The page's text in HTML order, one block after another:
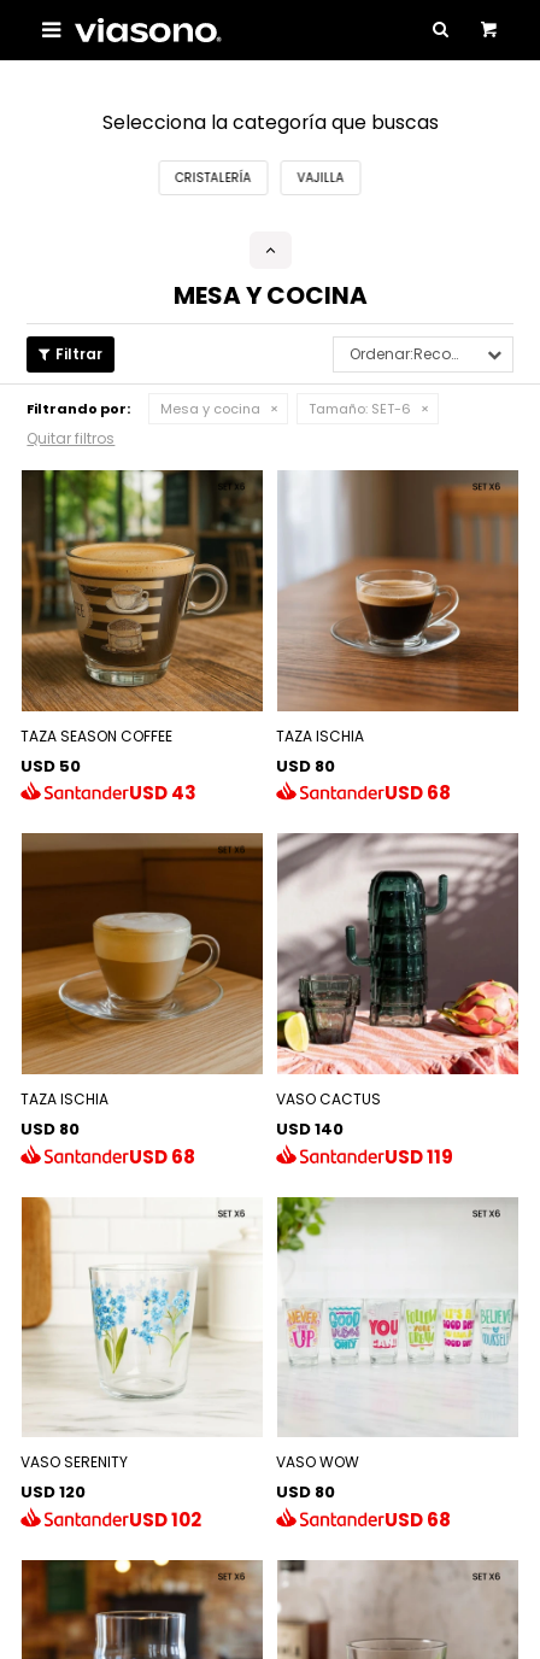

Selecciona la categoría que buscas
CRISTALERÍA VAJILLA
MESA Y COCINA
Recomendados
Filtrando por: Mesa y cocina Tamaño: SET-6
Quitar filtros
TAZA SEASON COFFEE
USD 50
USD43
TAZA ISCHIA
USD 80
USD68
TAZA ISCHIA
USD 80
USD68
VASO CACTUS
USD 140
USD119
VASO SERENITY
USD 120
USD102
VASO WOW
USD 80
USD68